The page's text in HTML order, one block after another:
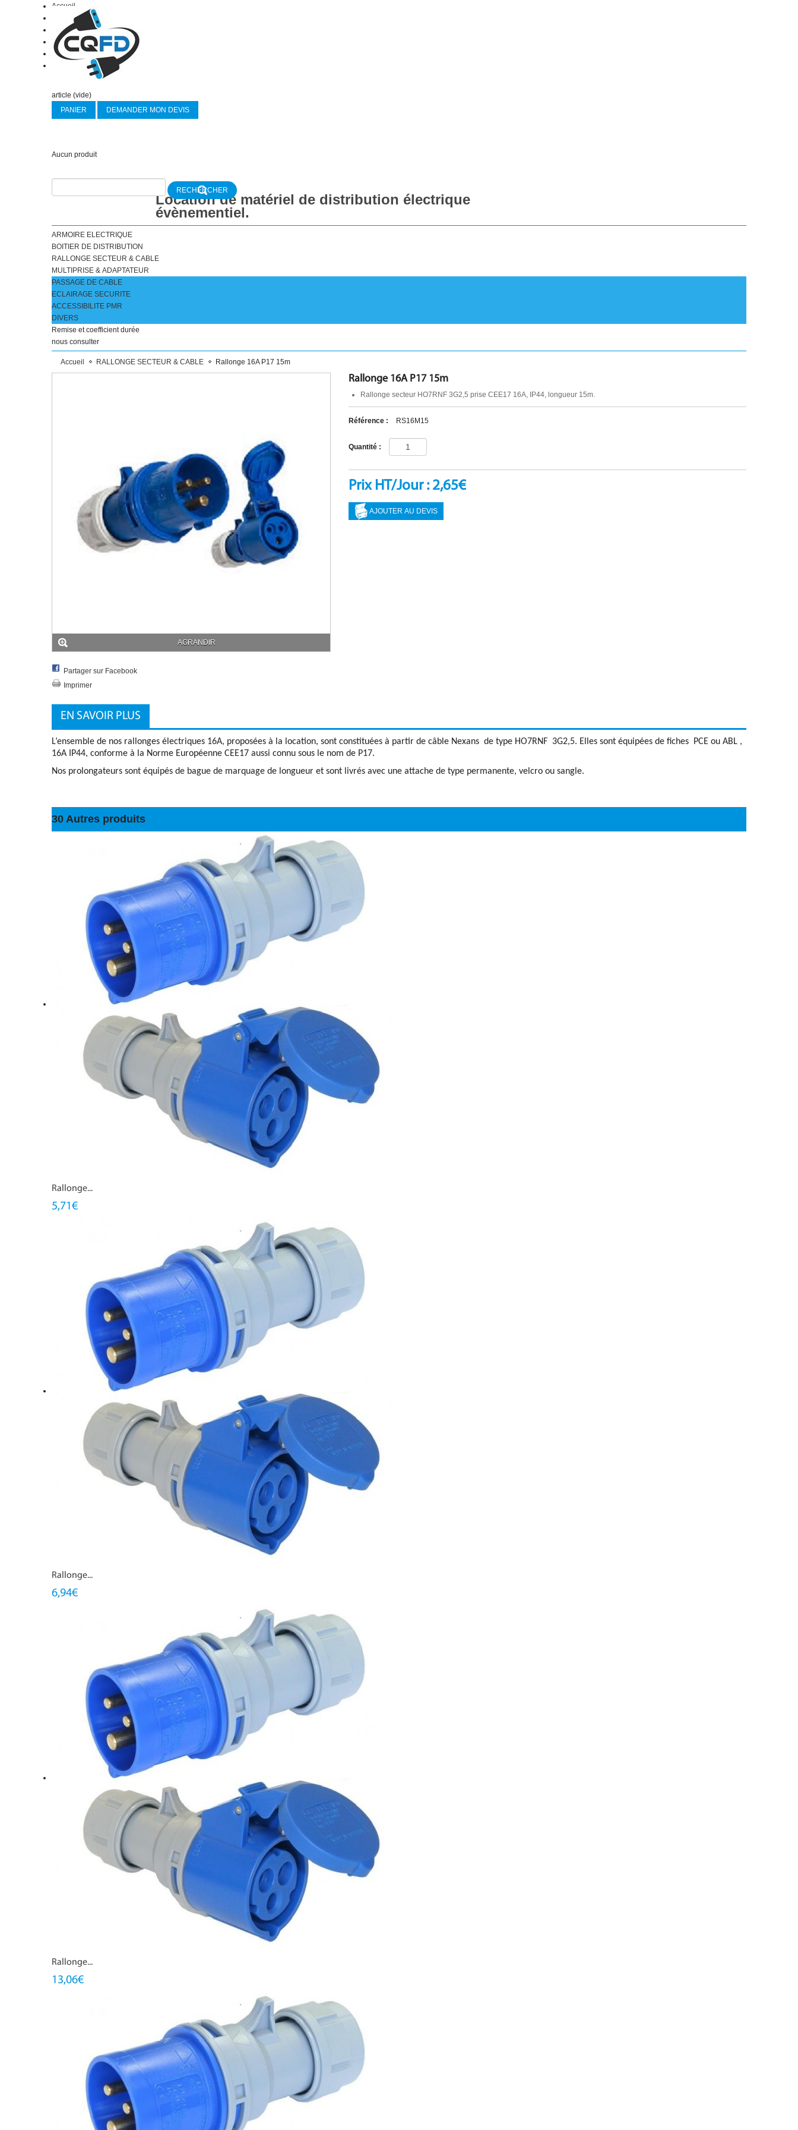
Accueil
Contact
Mon compte
CGL
Panier :(vide)
Votre compte
Identifiez-vous
article (vide)
PANIER
DEMANDER MON DEVIS
Aucun produit
Location de matériel de distribution électrique
évènementiel.
ARMOIRE ELECTRIQUE
BOITIER DE DISTRIBUTION
RALLONGE SECTEUR & CABLE
MULTIPRISE & ADAPTATEUR
PASSAGE DE CABLE
ECLAIRAGE SECURITE
ACCESSIBILITE PMR
DIVERS
Remise et coefficient durée
nous consulter
Accueil RALLONGE SECTEUR & CABLE Rallonge 16A P17 15m
AGRANDIR
Partager sur Facebook
Imprimer
Rallonge 16A P17 15m
Rallonge secteur HO7RNF 3G2,5 prise CEE17 16A, IP44, longueur 15m.
Référence : RS16M15
Quantité :
Prix HT/Jour : 2,65€
EN SAVOIR PLUS
L’ensemble de nos rallonges électriques 16A, proposées à la location, sont constituées à partir de câble Nexans de type HO7RNF 3G2,5. Elles sont équipées de fiches PCE ou ABL ,
16A IP44, conforme à la Norme Européenne CEE17 aussi connu sous le nom de P17.
Nos prolongateurs sont équipés de bague de marquage de longueur et sont livrés avec une attache de type permanente, velcro ou sangle.
30 Autres produits
Rallonge...
5,71€
Rallonge...
6,94€
Rallonge...
13,06€